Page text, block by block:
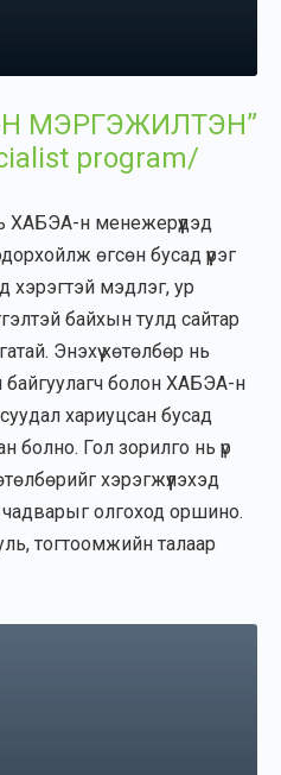
Н МЭРГЭЖИЛТЭН”
program/
ХАБЭА-н менежерүүдэд
өгсөн бусад үүрэг
хэрэгтэй мэдлэг, ур
байхын тулд сайтар
Энэхүү хөтөлбөр нь
болон ХАБЭА-н
хариуцсан бусад
болно. Гол зорилго нь үр
хэрэгжүүлэхэд
олгоход оршино.
тогтоомжийн талаар